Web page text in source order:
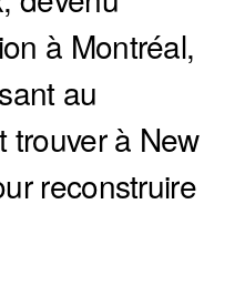
à Montréal,
au
trouver à New
reconstruire